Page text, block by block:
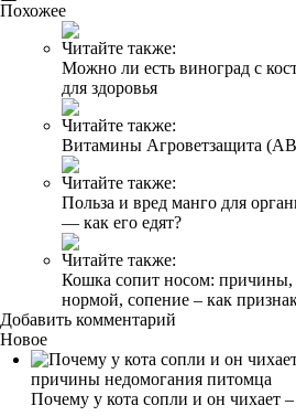
Похожее
Читайте также:
Можно ли есть виноград с
для здоровья
Читайте также:
Витамины Агроветзащита
Читайте также:
Польза и вред манго для
— как его едят?
Читайте также:
Кошка сопит носом: причины,
нормой, сопение – как
Добавить комментарий
Новое
Почему у кота сопли и он чихает